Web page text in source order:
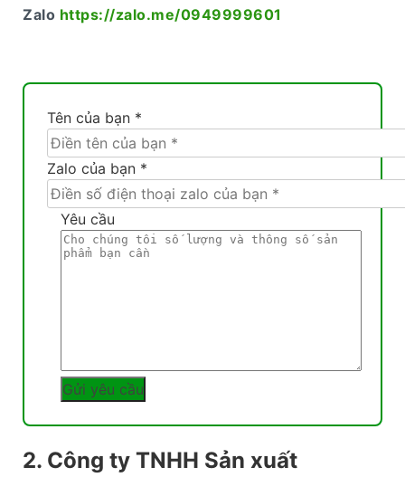
Zalo https://zalo.me/0949999601
Tên của bạn *
Zalo của bạn *
Yêu cầu
2. Công ty TNHH Sản xuất